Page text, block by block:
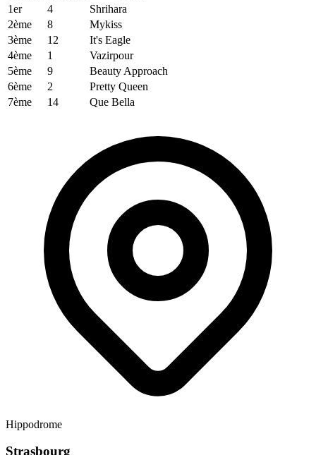
1er
4
Shrihara
2ème
8
Mykiss
3ème
12
It's Eagle
4ème
1
Vazirpour
5ème
9
Beauty Approach
6ème
2
Pretty Queen
7ème
14 Que Bella
Hippodrome
Strasbourg